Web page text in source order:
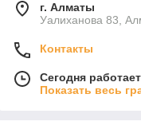
г. Алматы
Уалиханова 83,
Контакты
Сегодня
Показать весь